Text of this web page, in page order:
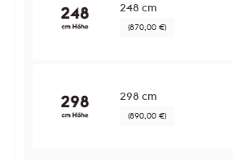
248 cm
(870,00 €)
298 cm
(890,00 €)